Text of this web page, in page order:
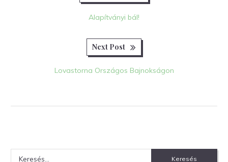
Alapítványi bál!
Next Post
Lovastorna Országos Bajnokságon
Keresés: